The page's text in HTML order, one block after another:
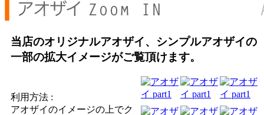
当店のオリジナルアオザイ、シンプルアオザイの
一部の拡大イメージがご覧頂けます。
利用方法 :
アオザイのイメージの上でク